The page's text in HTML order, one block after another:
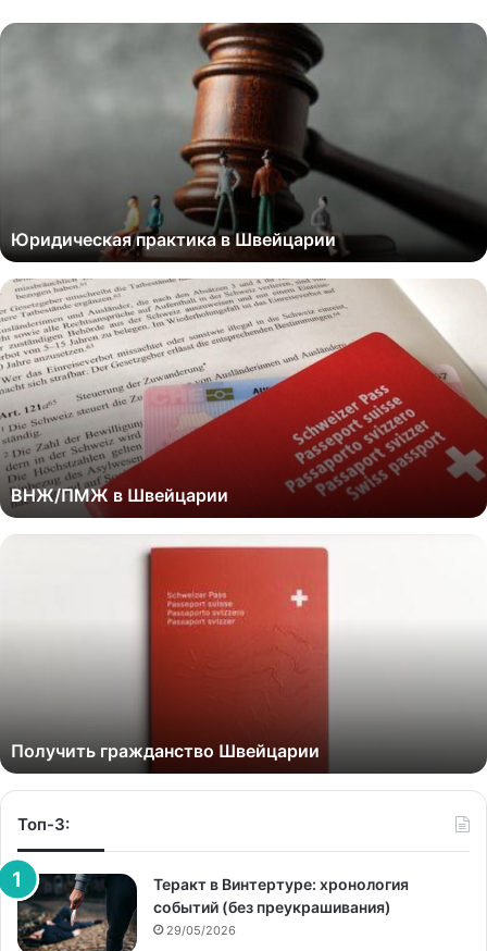
Юридическая практика в Швейцарии
ВНЖ/ПМЖ в Швейцарии
Получить гражданство Швейцарии
Топ-3:
Теракт в Винтертуре: хронология
событий (без преукрашивания)
29/05/2026